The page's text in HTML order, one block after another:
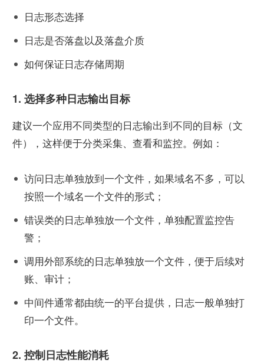
日志形态选择
日志是否落盘以及落盘介质
如何保证日志存储周期
1. 选择多种日志输出目标
建议一个应用不同类型的日志输出到不同的目标（文
件），这样便于分类采集、查看和监控。例如：
访问日志单独放到一个文件，如果域名不多，可以
按照一个域名一个文件的形式；
错误类的日志单独放一个文件，单独配置监控告
警；
调用外部系统的日志单独放一个文件，便于后续对
账、审计；
中间件通常都由统一的平台提供，日志一般单独打
印一个文件。
2. 控制日志性能消耗